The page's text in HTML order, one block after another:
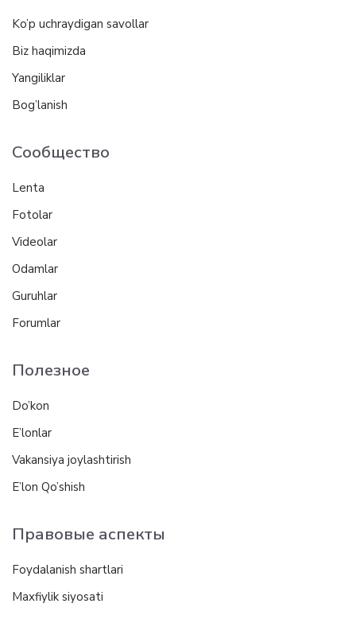
Ko’p uchraydigan savollar
Biz haqimizda
Yangiliklar
Bog’lanish
Сообщество
Lenta
Fotolar
Videolar
Odamlar
Guruhlar
Forumlar
Полезное
Do’kon
E’lonlar
Vakansiya joylashtirish
E’lon Qo’shish
Правовые аспекты
Foydalanish shartlari
Maxfiylik siyosati